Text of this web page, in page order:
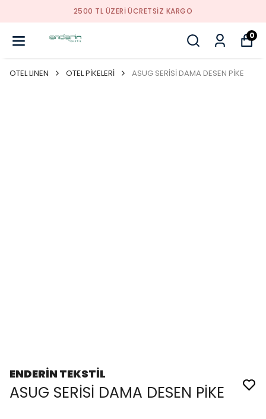
2500 TL ÜZERI ÜCRETSIZ KARGO
0
OTEL LINEN OTEL PİKELERİ ASUG SERİSİ DAMA DESEN PİKE
ENDERİN TEKSTİL
ASUG SERİSİ DAMA DESEN PİKE